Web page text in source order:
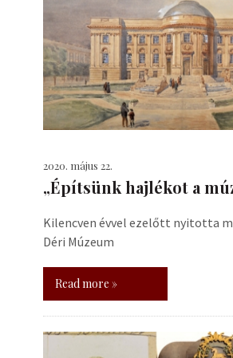
2020. május 22.
„Építsünk hajlékot a
Kilencven évvel ezelőtt nyitotta
Déri Múzeum
Read more »